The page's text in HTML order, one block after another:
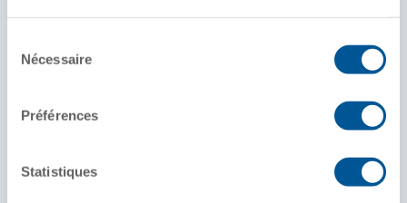
Nécessaire
Préférences
Statistiques
40 à 42 pi
Longrine tronquée
Marchandises